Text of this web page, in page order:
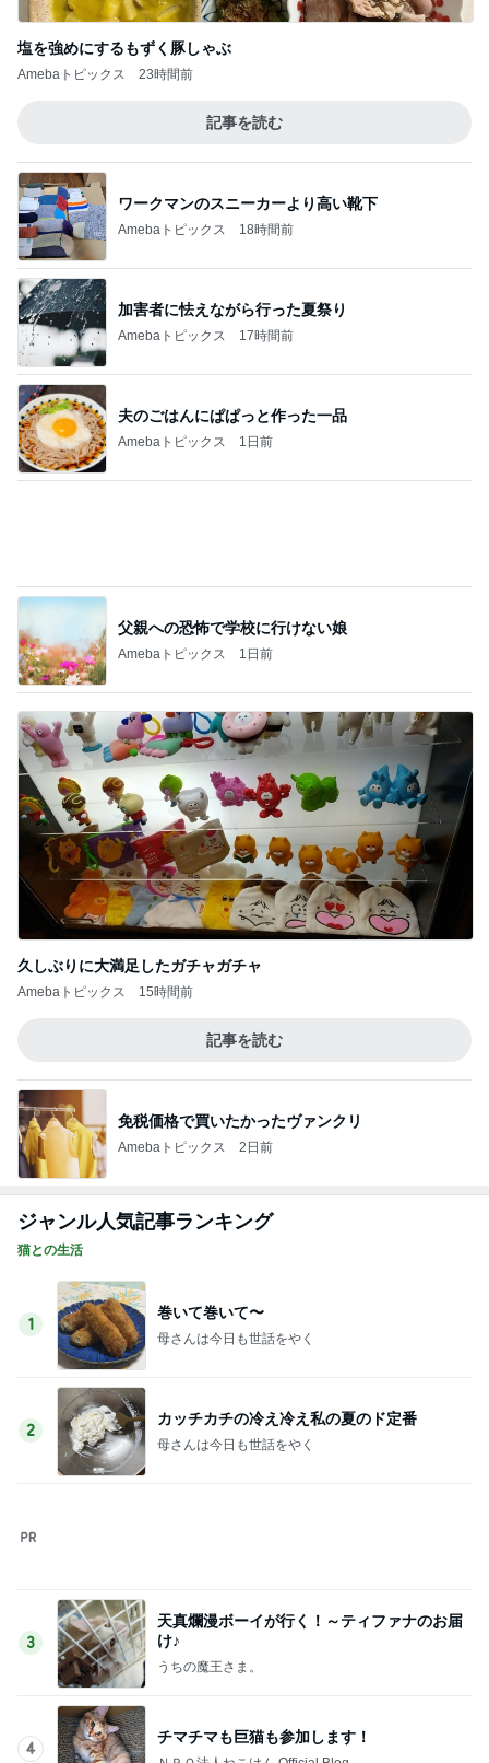
Amebaトピックス 1日前
Amebaトピックス 1日前
久しぶりに大満足したガチャガチャ
Amebaトピックス
免税価格で買いたかったヴァンクリ
ジャンル人気記事ランキング
猫との生活
1
巻いて巻いて〜
母さんは今日も世話をやく
2
カッチカチの冷え冷え私の夏のド定番
母さんは今日も世話をやく
天真爛漫ボーイが行く！～ティファナのお届
け♪
4
ＮＰＯ法人ねこけん Official Blog
5
☆東京の空と「麻布台ヒルズ」の夏休み
と。。。☆
このジャンルの記事をもっと見る
Amebaトピックス 1時間前
Amebaトピックス 1日前
Amebaトピックス 1日前